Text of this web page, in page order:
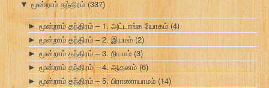
▼ மூன்றாம் தந்திரம் (337)
► மூன்றாம் தந்திரம் – 1. அட்டாங்க யோகம் (4)
► மூன்றாம் தந்திரம் – 2. இயமம் (2)
► மூன்றாம் தந்திரம் – 3. நியமம் (3)
► மூன்றாம் தந்திரம் – 4. ஆதனம் (6)
► மூன்றாம் தந்திரம் – 5. பிராணாயாமம் (14)